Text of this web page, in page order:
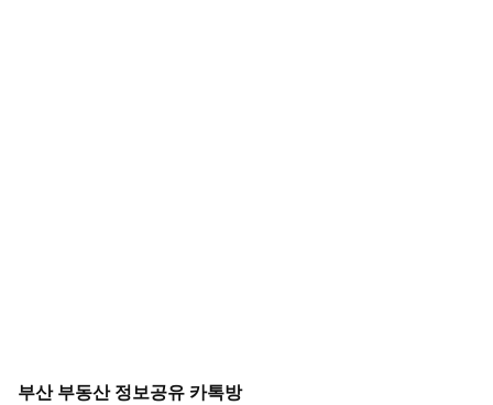
부산 부동산 정보공유 카톡방